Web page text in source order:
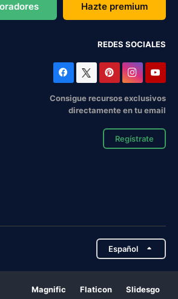
Hazte premium
REDES SOCIALES
Consigue recursos exclusivos
directamente en tu email
Regístrate
Español
Magnific Flaticon Slidesgo